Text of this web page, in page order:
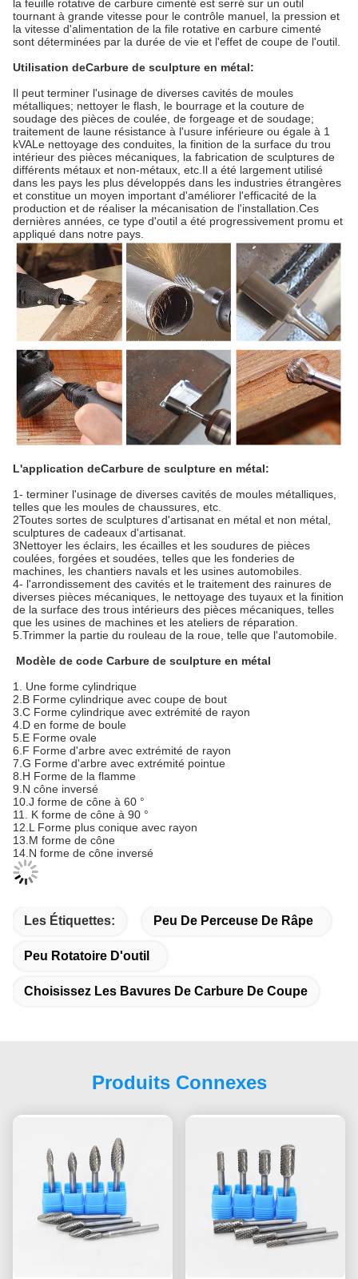
la feuille rotative de carbure cimenté est serré sur un outil
tournant à grande vitesse pour le contrôle manuel, la pression et
la vitesse d'alimentation de la file rotative en carbure cimenté
sont déterminées par la durée de vie et l'effet de coupe de l'outil.
Utilisation deCarbure de sculpture en métal:
Il peut terminer l'usinage de diverses cavités de moules
métalliques; nettoyer le flash, le bourrage et la couture de
soudage des pièces de coulée, de forgeage et de soudage;
traitement de laune résistance à l'usure inférieure ou égale à 1
kVALe nettoyage des conduites, la finition de la surface du trou
intérieur des pièces mécaniques, la fabrication de sculptures de
différents métaux et non-métaux, etc.Il a été largement utilisé
dans les pays les plus développés dans les industries étrangères
et constitue un moyen important d'améliorer l'efficacité de la
production et de réaliser la mécanisation de l'installation.Ces
dernières années, ce type d'outil a été progressivement promu et
appliqué dans notre pays.
L'application deCarbure de sculpture en métal:
1- terminer l'usinage de diverses cavités de moules métalliques,
telles que les moules de chaussures, etc.
2Toutes sortes de sculptures d'artisanat en métal et non métal,
sculptures de cadeaux d'artisanat.
3Nettoyer les éclairs, les écailles et les soudures de pièces
coulées, forgées et soudées, telles que les fonderies de
machines, les chantiers navals et les usines automobiles.
4- l'arrondissement des cavités et le traitement des rainures de
diverses pièces mécaniques, le nettoyage des tuyaux et la finition
de la surface des trous intérieurs des pièces mécaniques, telles
que les usines de machines et les ateliers de réparation.
5.Trimmer la partie du rouleau de la roue, telle que l'automobile.
Modèle de code Carbure de sculpture en métal
1. Une forme cylindrique
2.B Forme cylindrique avec coupe de bout
3.C Forme cylindrique avec extrémité de rayon
4.D en forme de boule
5.E Forme ovale
6.F Forme d'arbre avec extrémité de rayon
7.G Forme d'arbre avec extrémité pointue
8.H Forme de la flamme
9.N cône inversé
10.J forme de cône à 60 °
11. K forme de cône à 90 °
12.L Forme plus conique avec rayon
13.M forme de cône
14.N forme de cône inversé
Les Étiquettes: Peu De Perceuse De Râpe
Peu Rotatoire D'outil
Choisissez Les Bavures De Carbure De Coupe
Produits Connexes